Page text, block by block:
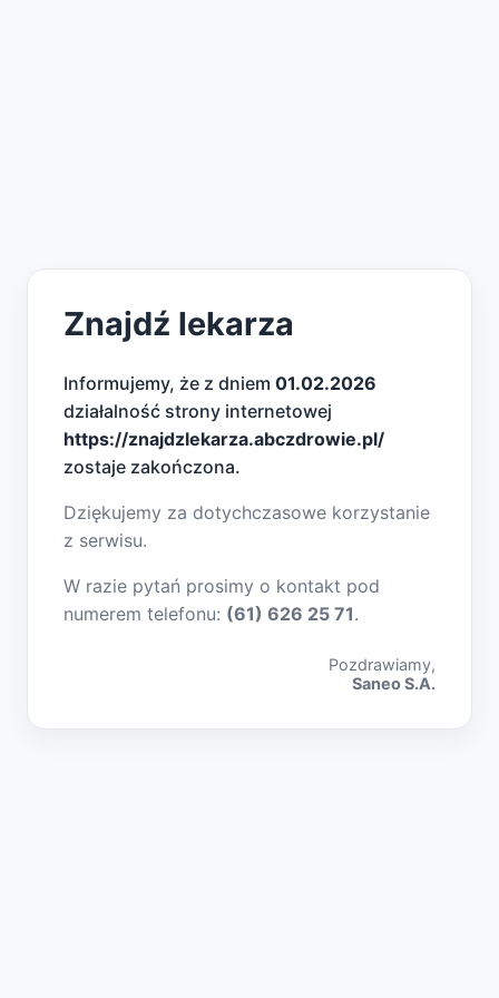
Znajdź lekarza
Informujemy, że z dniem 01.02.2026
działalność strony internetowej
https://znajdzlekarza.abczdrowie.pl/
zostaje zakończona.
Dziękujemy za dotychczasowe korzystanie
z serwisu.
W razie pytań prosimy o kontakt pod
numerem telefonu: (61) 626 25 71.
Pozdrawiamy,
Saneo S.A.